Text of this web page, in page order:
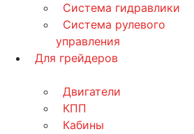
Система гидравлики
Система рулевого
управления
Для грейдеров
Двигатели
КПП
Кабины